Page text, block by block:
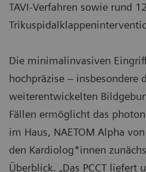
TAVI-Verfahren sowie rund
Die minimalinvasiven
hochpräzise – insbesondere
weiterentwickelten
Fällen ermöglicht das
im Haus, NAETOM Alpha
den Kardiolog*innen
Überblick. „Das PCCT liefert